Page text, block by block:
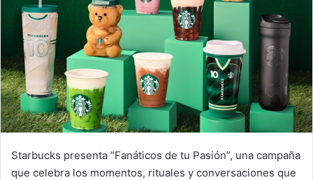
Starbucks presenta “Fanáticos de tu Pasión”, una campaña
que celebra los momentos, rituales y conversaciones que